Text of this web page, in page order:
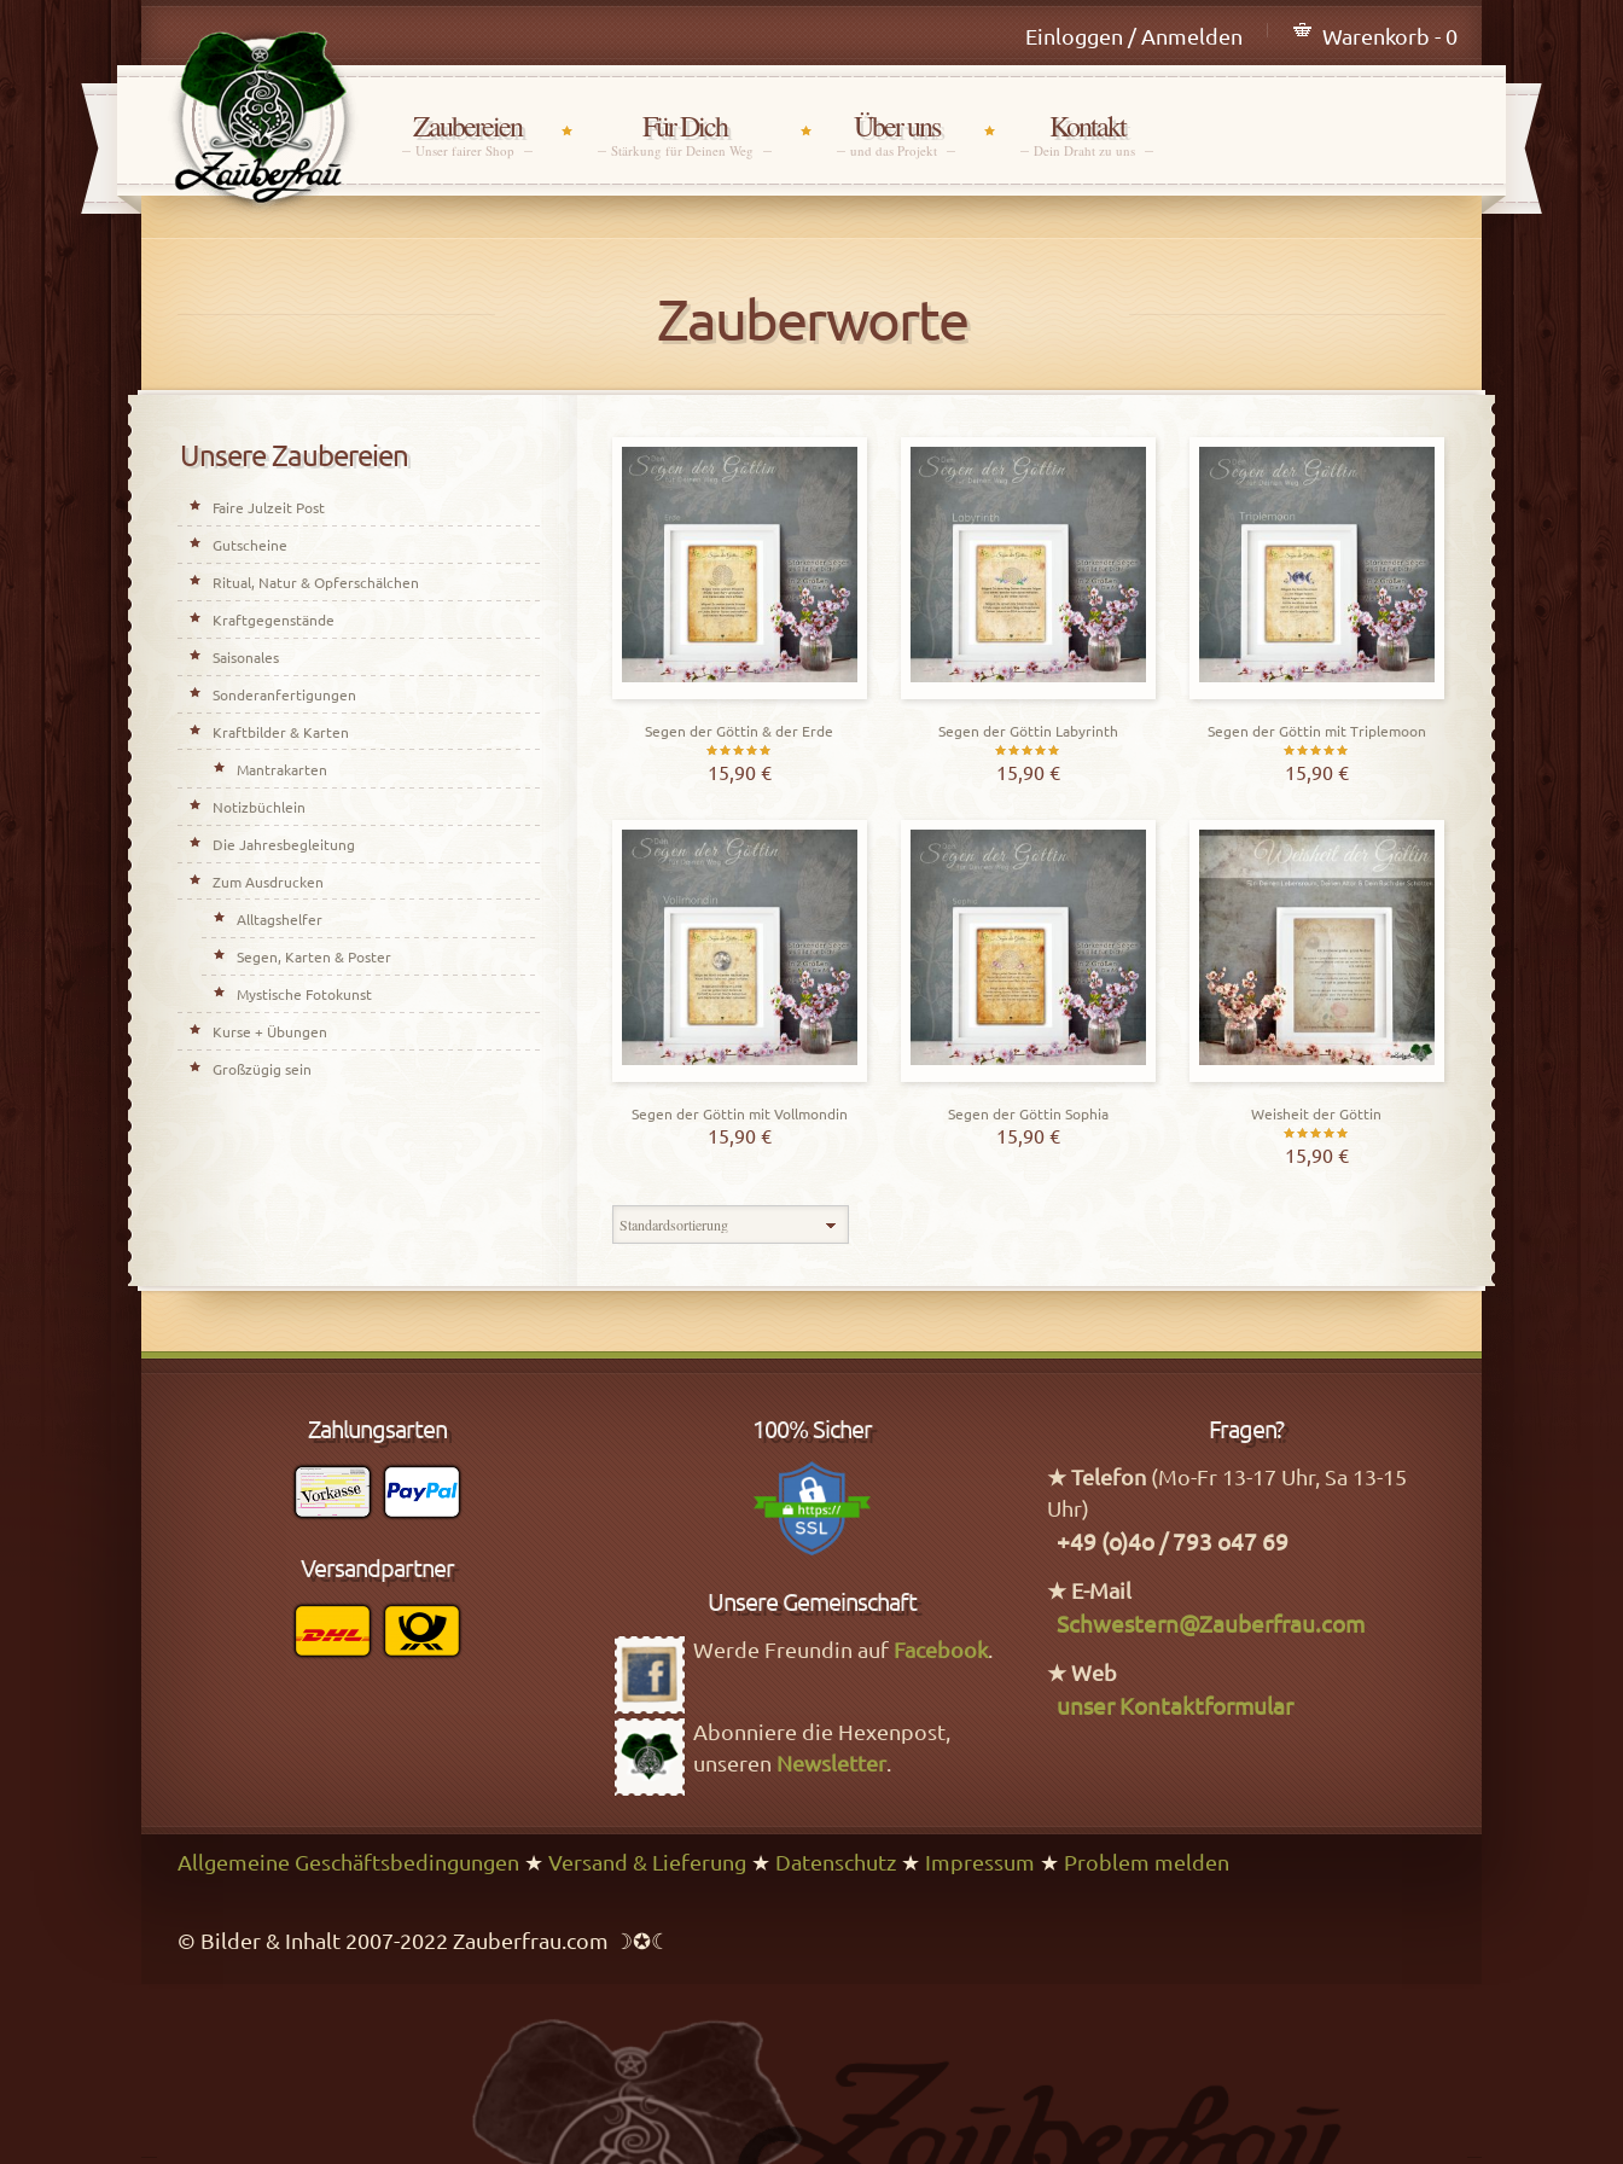
Einloggen / Anmelden Warenkorb - 0
Zaubereien
Unser fairer Shop
Für Dich
Stärkung für Deinen Weg
Über uns
und das Projekt
Kontakt
Dein Draht zu uns
Zauberworte
Segen der Göttin & der Erde
Bewertet
5.00
von 5
15,90 €
Segen der Göttin Labyrinth
Bewertet
5.00
von 5
15,90 €
Segen der Göttin mit Triplemoon
Bewertet
5.00
von 5
15,90 €
Segen der Göttin mit Vollmondin
15,90 €
Segen der Göttin Sophia
15,90 €
Weisheit der Göttin
Bewertet
15,90 €
Zeigt alle 6 Ergebnisse
Unsere Zaubereien
Faire Julzeit Post
Gutscheine
Ritual, Natur & Opferschälchen
Kraftgegenstände
Saisonales
Sonderanfertigungen
Kraftbilder & Karten
Mantrakarten
Notizbüchlein
Die Jahresbegleitung
Zum Ausdrucken
Alltagshelfer
Segen, Karten & Poster
Mystische Fotokunst
Kurse + Übungen
Großzügig sein
Zahlungsarten
Versandpartner
100% Sicher
Unsere Gemeinschaft
Werde Freundin auf Facebook.
Abonniere die Hexenpost,
unseren Newsletter.
Fragen?
★ Telefon (Mo-Fr 13-17 Uhr, Sa 13-15
Uhr)
+49 (o)4o / 793 o47 69
★ E-Mail
Schwestern@Zauberfrau.com
★ Web
unser Kontaktformular
Allgemeine Geschäftsbedingungen ★ Versand & Lieferung ★ Datenschutz ★ Impressum ★ Problem melden
© Bilder & Inhalt 2007-2022 Zauberfrau.com ☽✪☾